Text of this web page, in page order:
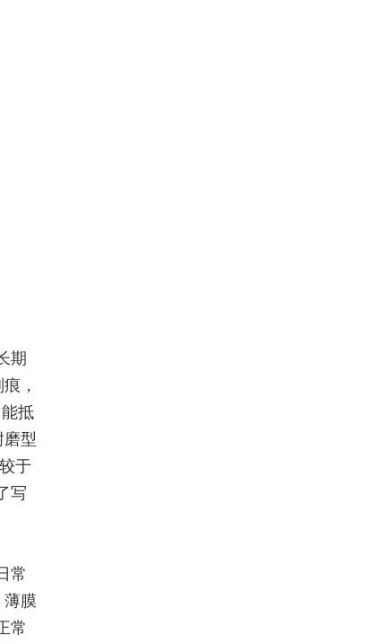
期
，
抵
型
于
写
常
薄膜
常